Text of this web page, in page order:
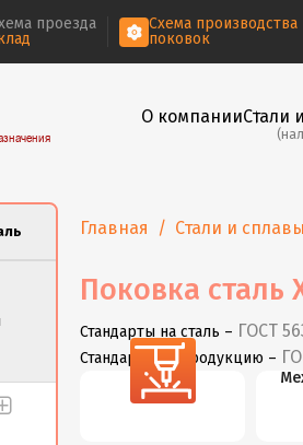
проезда
Схема производства
поковок
О компанииСтали
Главная Стали и
Поковка сталь
Стандарты на сталь – ГОСТ
Стандарты на продукцию –
Резка